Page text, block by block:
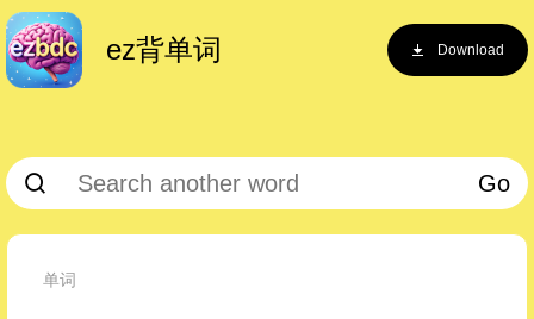
ez背单词 Download
Go
单词